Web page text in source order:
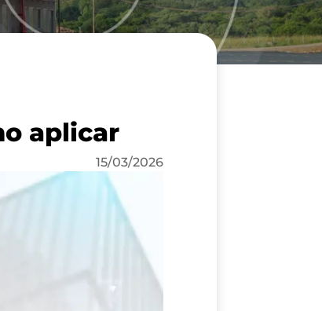
aplicar
15/03/2026